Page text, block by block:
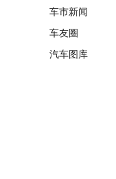
车市新闻
车友圈
汽车图库